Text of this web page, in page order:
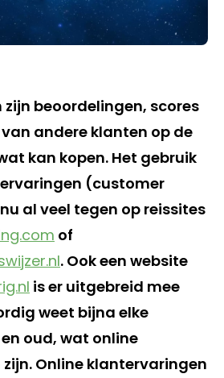
beoordelingen, scores
andere klanten op de
kan kopen. Het gebruik
(customer
al veel tegen op reissites
of
. Ook een website
is er uitgebreid mee
weet bijna elke
oud, wat online
Online klantervaringen